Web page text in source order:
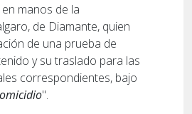
manos de la
de Diamante, quien
de una prueba de
y su traslado para las
correspondientes, bajo
".